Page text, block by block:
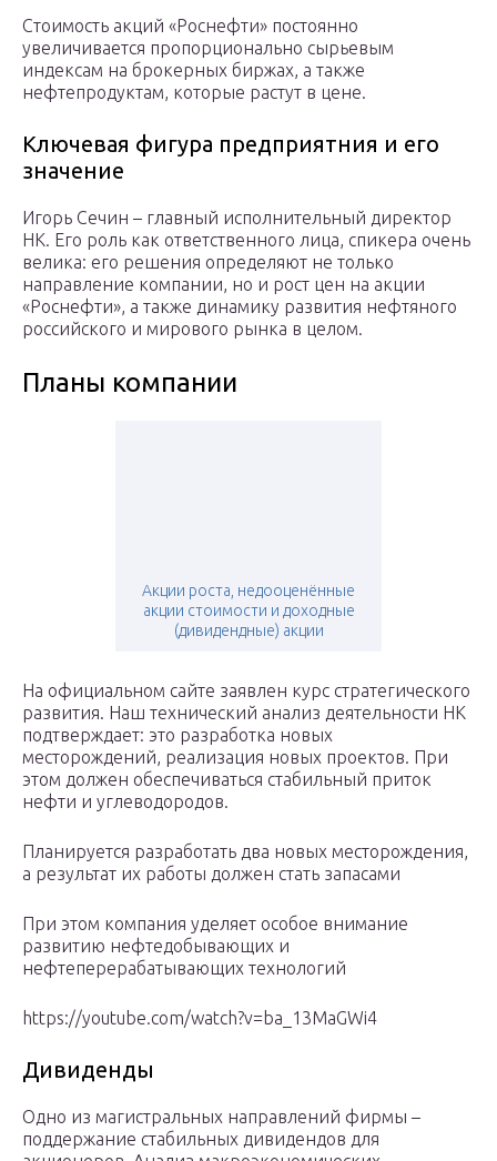
Стоимость акций «Роснефти» постоянно
увеличивается пропорционально сырьевым
индексам на брокерных биржах, а также
нефтепродуктам, которые растут в цене.
Ключевая фигура предприятния и его
значение
Игорь Сечин – главный исполнительный директор
НК. Его роль как ответственного лица, спикера очень
велика: его решения определяют не только
направление компании, но и рост цен на акции
«Роснефти», а также динамику развития нефтяного
российского и мирового рынка в целом.
Планы компании
Акции роста, недооценённые
акции стоимости и доходные
(дивидендные) акции
На официальном сайте заявлен курс стратегического
развития. Наш технический анализ деятельности НК
подтверждает: это разработка новых
месторождений, реализация новых проектов. При
этом должен обеспечиваться стабильный приток
нефти и углеводородов.
Планируется разработать два новых месторождения,
а результат их работы должен стать запасами
При этом компания уделяет особое внимание
развитию нефтедобывающих и
нефтеперерабатывающих технологий
https://youtube.com/watch?v=ba_13MaGWi4
Дивиденды
Одно из магистральных направлений фирмы –
поддержание стабильных дивидендов для